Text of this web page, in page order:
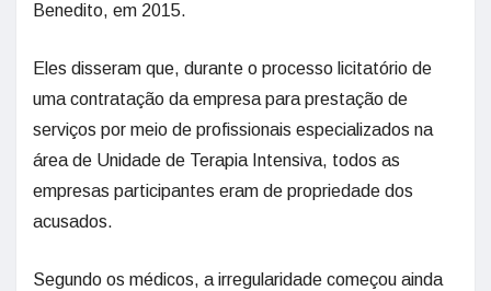
Benedito, em 2015.
Eles disseram que, durante o processo licitatório de
uma contratação da empresa para prestação de
serviços por meio de profissionais especializados na
área de Unidade de Terapia Intensiva, todos as
empresas participantes eram de propriedade dos
acusados.
Segundo os médicos, a irregularidade começou ainda